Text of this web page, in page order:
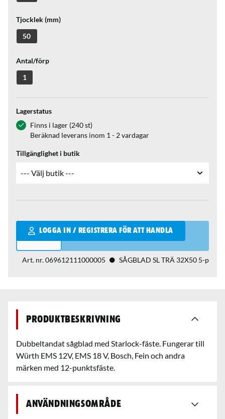
Tjocklek (mm)
50
Antal/förp
1
Lagerstatus
Finns i lager (240 st)
Beräknad leverans inom 1 - 2 vardagar
Tillgänglighet i butik
LOGGA IN / REGISTRERA FÖR ATT HANDLA
Qantity
Art. nr.069612111000005 SÅGBLAD SL TRÄ 32X50 5-p
Produktbeskrivning
Dubbeltandat sågblad med Starlock-fäste. Fungerar till
Würth EMS 12V, EMS 18 V, Bosch, Fein och andra
märken med 12-punktsfäste.
Användningsområde